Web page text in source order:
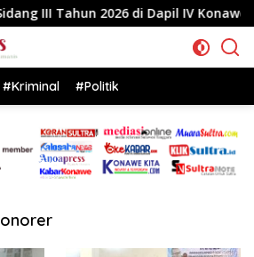
di Dapil IV Konawe Reses
#Kriminal #Politik